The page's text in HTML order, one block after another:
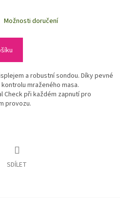
Možnosti doručení
a robustní sondou. Díky pevné
mraženého masa.
Check při každém zapnutí pro
provozu.
SDÍLET